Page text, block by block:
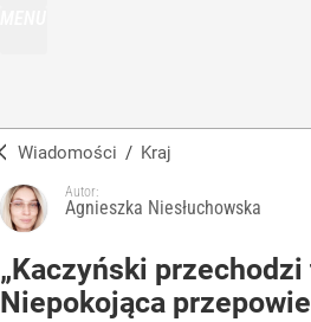
Wiadomości / Kraj
Autor:
Agnieszka Niesłuchowska
„Kaczyński
Niepokojąca